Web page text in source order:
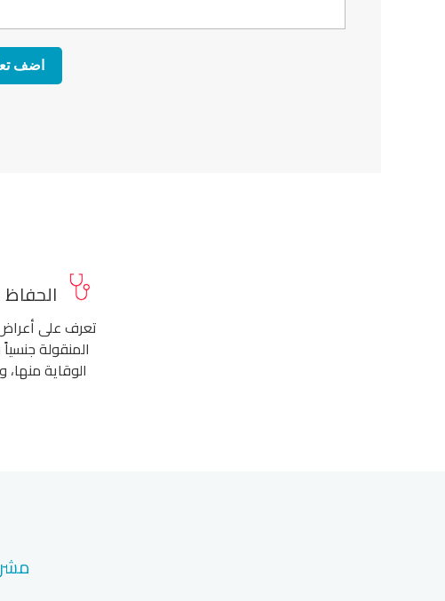
تعرف على
المنقولة
الوقاية